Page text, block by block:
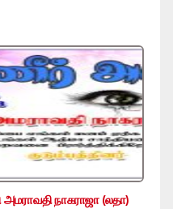
நாகராஜா (லதா)